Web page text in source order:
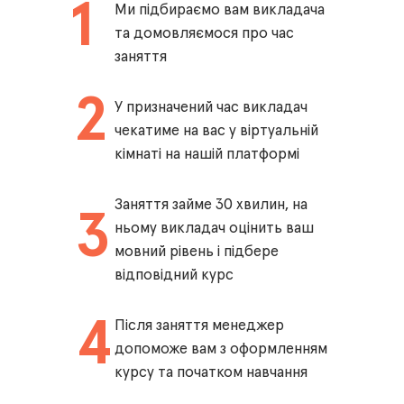
Після заняття менеджер
допоможе вам з оформленням
курсу та початком навчання
4
Заняття займе 30 хвилин, на
ньому викладач оцінить ваш
мовний рівень і підбере
відповідний курс
3
У призначений час викладач
чекатиме на вас у віртуальній
кімнаті на нашій платформі
2
Ми підбираємо вам викладача
та домовляємося про час
заняття
1